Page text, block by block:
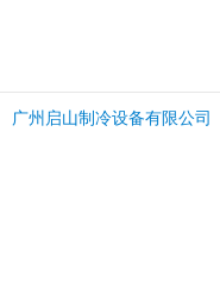
广州启山制冷设备有限公司